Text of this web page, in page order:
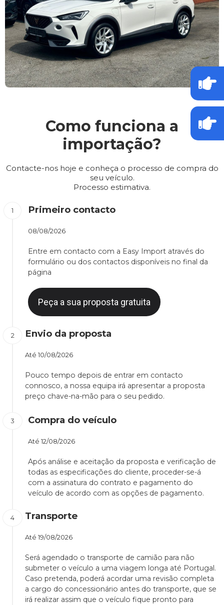
Como funciona a
importação?
Contacte-nos hoje e conheça o processo de compra do
seu veículo.
Processo estimativa.
Primeiro contacto
08/08/2026
Entre em contacto com a Easy Import através do
formulário ou dos contactos disponíveis no final da
página
Peça a sua proposta gratuita
Envio da proposta
Até 10/08/2026
Pouco tempo depois de entrar em contacto
connosco, a nossa equipa irá apresentar a proposta
preço chave-na-mão para o seu pedido.
Compra do veículo
Até 12/08/2026
Após análise e aceitação da proposta e verificação de
todas as especificações do cliente, proceder-se-á
com a assinatura do contrato e pagamento do
veículo de acordo com as opções de pagamento.
Transporte
Até 19/08/2026
Será agendado o transporte de camião para não
submeter o veículo a uma viagem longa até Portugal.
Caso pretenda, poderá acordar uma revisão completa
a cargo do concessionário antes do transporte, que se
irá realizar assim que o veículo fique pronto para